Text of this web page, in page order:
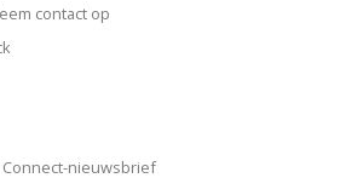
contact op
Connect-nieuwsbrief